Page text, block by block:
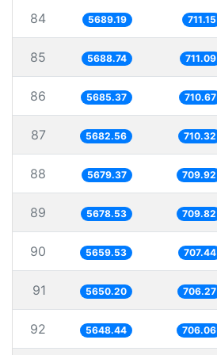
84 5689.19 711.15
85 5688.74 711.09
86 5685.37 710.67
87 5682.56 710.32
88 5679.37 709.92
89 5678.53 709.82
90 5659.53 707.44
91 5650.20 706.27
92 5648.44 706.06